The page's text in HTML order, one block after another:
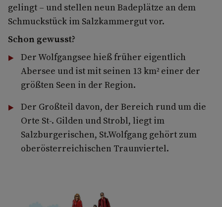
gelingt – und stellen neun Badeplätze an dem
Schmuckstück im Salzkammergut vor.
Schon gewusst?
Der Wolfgangsee hieß früher eigentlich
Abersee und ist mit seinen 13 km² einer der
größten Seen in der Region.
Der Großteil davon, der Bereich rund um die
Orte St-. Gilden und Strobl, liegt im
Salzburgerischen, St.Wolfgang gehört zum
oberösterreichischen Traunviertel.